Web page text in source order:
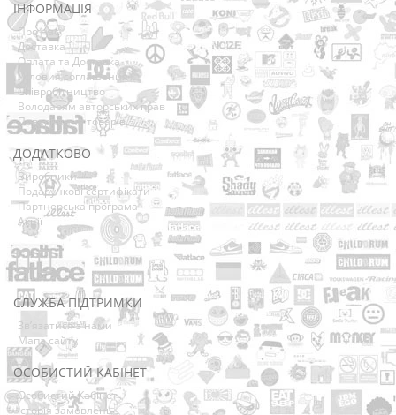
ІНФОРМАЦІЯ
Про нас
Доставка
Оплата та Доставка
Условия соглашения
Співробітництво
Володарям авторських прав
Повернення товарів
ДОДАТКОВО
Виробники
Подарункові сертифікати
Партнерська програма
Акції
СЛУЖБА ПІДТРИМКИ
Зв’язатися з нами
Мапа сайту
ОСОБИСТИЙ КАБІНЕТ
Особистий Кабінет
Історія замовлень